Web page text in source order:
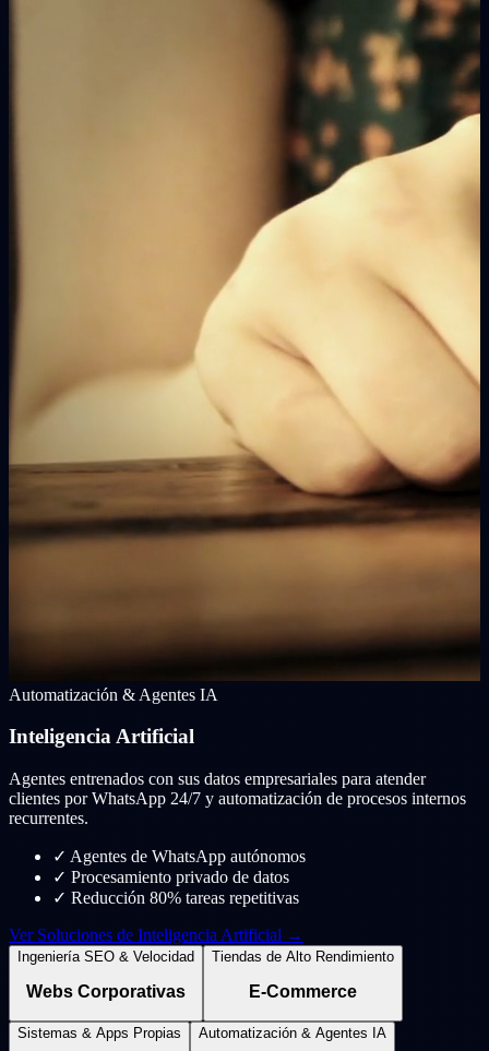
Automatización & Agentes IA
Inteligencia Artificial
Agentes entrenados con sus datos empresariales para atender
clientes por WhatsApp 24/7 y automatización de procesos internos
recurrentes.
✓ Agentes de WhatsApp autónomos
✓ Procesamiento privado de datos
✓ Reducción 80% tareas repetitivas
Ver Soluciones de Inteligencia Artificial →
Ingeniería SEO & Velocidad
Webs Corporativas
Tiendas de Alto Rendimiento
E-Commerce
Sistemas & Apps Propias Automatización & Agentes IA